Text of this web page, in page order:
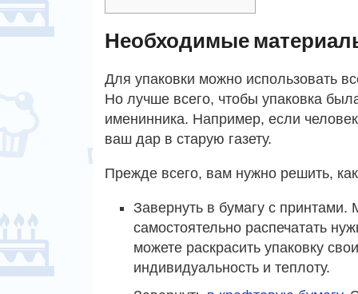
Необходимые
Для упаковки можно использовать
Но лучше всего, чтобы упаковка
именинника. Например, если
ваш дар в старую газету.
Прежде всего, вам нужно решить,
Завернуть в бумагу с принтами.
самостоятельно распечатать
можете раскрасить упаковку
индивидуальность и теплоту.